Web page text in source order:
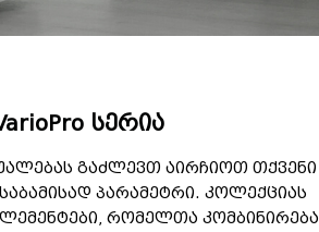
სერია
გაძლევთ აირჩიოთ თქვენი
პარამეტრი. კოლექციას
რომელთა კომბინირება